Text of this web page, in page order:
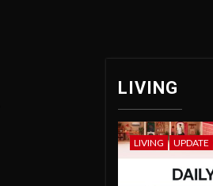
LIVING
LIVING UPDATE